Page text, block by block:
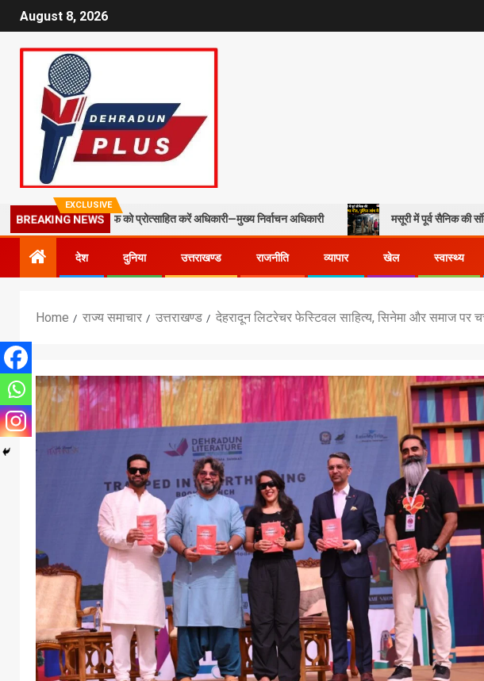
August 8, 2026
EXCLUSIVE
BREAKING NEWS
स्टाफ को प्रोत्साहित करें अधिकारी—मुख्य निर्वाचन अधिकारी मसूरी में पूर्व सैनिक की संदिग्ध मौत, पुलिस
देश दुनिया उत्तराखण्ड राजनीति व्यापार खेल स्वास्थ्य
Home राज्य समाचार उत्तराखण्ड देहरादून लिटरेचर फेस्टिवल साहित्य, सिनेमा और समाज पर